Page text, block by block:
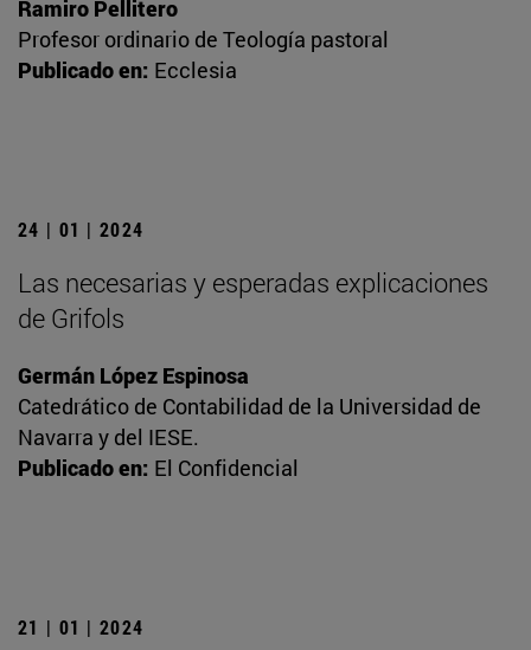
Ramiro Pellitero
Profesor ordinario de Teología pastoral
Publicado en: Ecclesia
24 | 01 | 2024
Las necesarias y esperadas explicaciones
de Grifols
Germán López Espinosa
Catedrático de Contabilidad de la Universidad de
Navarra y del IESE.
Publicado en: El Confidencial
21 | 01 | 2024